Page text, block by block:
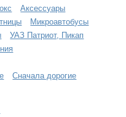
Аксессуары
Микроавтобусы
УАЗ Патриот, Пикап
Сначала дорогие